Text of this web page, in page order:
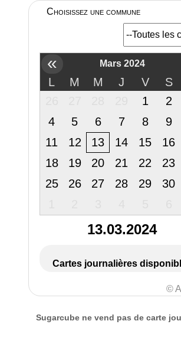
Choisissez une commune
« Mars 2024
L M M J V
S
1
2
4
5 6 7 8
9
11
12 13 14 15
16
18
19 20 21 22
23
25
26 27 28 29
30
13.03.2024
Cartes journalières
©
Sugarcube ne vend pas de carte